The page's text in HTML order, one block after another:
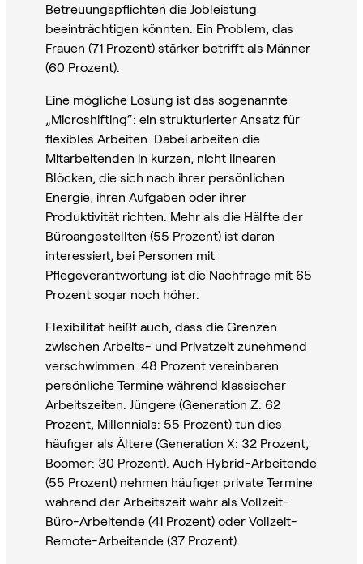
Betreuungspflichten die Jobleistung
beeinträchtigen könnten. Ein Problem, das
Frauen (71 Prozent) stärker betrifft als Männer
(60 Prozent).
Eine mögliche Lösung ist das sogenannte
„Microshifting“: ein strukturierter Ansatz für
flexibles Arbeiten. Dabei arbeiten die
Mitarbeitenden in kurzen, nicht linearen
Blöcken, die sich nach ihrer persönlichen
Energie, ihren Aufgaben oder ihrer
Produktivität richten. Mehr als die Hälfte der
Büroangestellten (55 Prozent) ist daran
interessiert, bei Personen mit
Pflegeverantwortung ist die Nachfrage mit 65
Prozent sogar noch höher.
Flexibilität heißt auch, dass die Grenzen
zwischen Arbeits- und Privatzeit zunehmend
verschwimmen: 48 Prozent vereinbaren
persönliche Termine während klassischer
Arbeitszeiten. Jüngere (Generation Z: 62
Prozent, Millennials: 55 Prozent) tun dies
häufiger als Ältere (Generation X: 32 Prozent,
Boomer: 30 Prozent). Auch Hybrid-Arbeitende
(55 Prozent) nehmen häufiger private Termine
während der Arbeitszeit wahr als Vollzeit-
Büro-Arbeitende (41 Prozent) oder Vollzeit-
Remote-Arbeitende (37 Prozent).